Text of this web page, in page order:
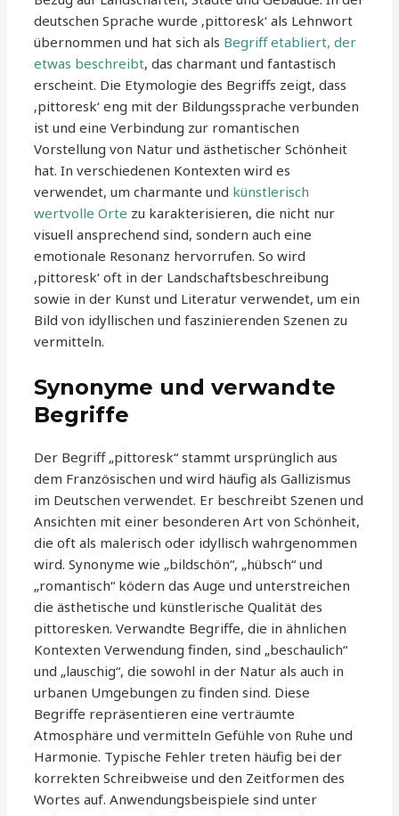
deutschen Sprache wurde ‚pittoresk‘ als Lehnwort
übernommen und hat sich als Begriff etabliert, der
etwas beschreibt, das charmant und fantastisch
erscheint. Die Etymologie des Begriffs zeigt, dass
‚pittoresk‘ eng mit der Bildungssprache verbunden
ist und eine Verbindung zur romantischen
Vorstellung von Natur und ästhetischer Schönheit
hat. In verschiedenen Kontexten wird es
verwendet, um charmante und künstlerisch
wertvolle Orte zu karakterisieren, die nicht nur
visuell ansprechend sind, sondern auch eine
emotionale Resonanz hervorrufen. So wird
‚pittoresk‘ oft in der Landschaftsbeschreibung
sowie in der Kunst und Literatur verwendet, um ein
Bild von idyllischen und faszinierenden Szenen zu
vermitteln.
Synonyme und verwandte
Begriffe
Der Begriff „pittoresk“ stammt ursprünglich aus
dem Französischen und wird häufig als Gallizismus
im Deutschen verwendet. Er beschreibt Szenen und
Ansichten mit einer besonderen Art von Schönheit,
die oft als malerisch oder idyllisch wahrgenommen
wird. Synonyme wie „bildschön“, „hübsch“ und
„romantisch“ ködern das Auge und unterstreichen
die ästhetische und künstlerische Qualität des
pittoresken. Verwandte Begriffe, die in ähnlichen
Kontexten Verwendung finden, sind „beschaulich“
und „lauschig“, die sowohl in der Natur als auch in
urbanen Umgebungen zu finden sind. Diese
Begriffe repräsentieren eine verträumte
Atmosphäre und vermitteln Gefühle von Ruhe und
Harmonie. Typische Fehler treten häufig bei der
korrekten Schreibweise und den Zeitformen des
Wortes auf. Anwendungsbeispiele sind unter